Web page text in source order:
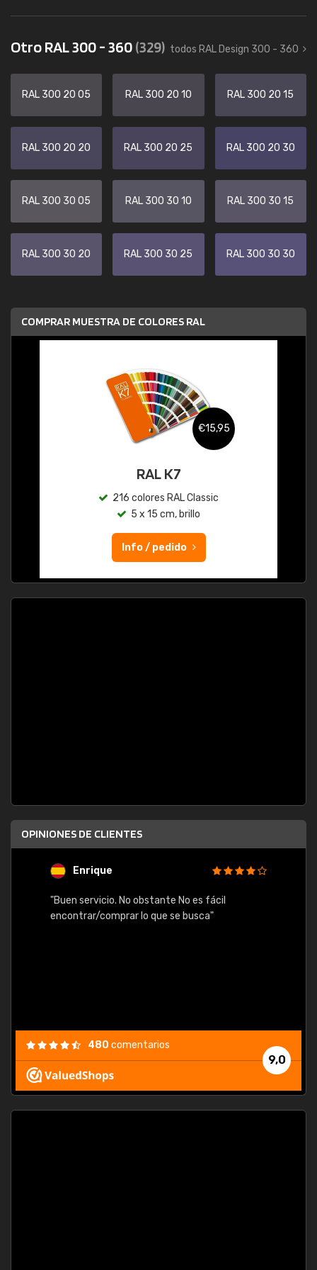
Otro RAL 300 - 360(329) todos RAL Design 300 - 360
RAL 300 20 05 RAL 300 20 10 RAL 300 20 15
RAL 300 20 20 RAL 300 20 25 RAL 300 20 30
RAL 300 30 05 RAL 300 30 10 RAL 300 30 15
RAL 300 30 20 RAL 300 30 25 RAL 300 30 30
COMPRAR MUESTRA DE COLORES RAL
€15,95
RAL K7
216 colores RAL Classic
5 x 15 cm, brillo
Info / pedido
OPINIONES DE CLIENTES
Enrique
"Buen servicio. No obstante No es fácil
encontrar/comprar lo que se busca"
9,0
480 comentarios